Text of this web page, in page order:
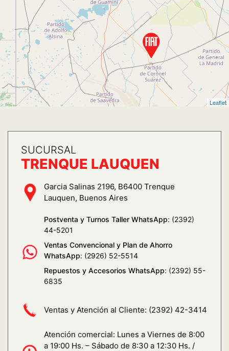
Leaflet
SUCURSAL
TRENQUE LAUQUEN
Garcia Salinas 2196, B6400 Trenque
Lauquen, Buenos Aires
Postventa y Turnos Taller WhatsApp: (2392)
44-5201
Ventas Convencional y Plan de Ahorro
WhatsApp: (2926) 52-5514
Repuestos y Accesorios WhatsApp: (2392) 55-
6835
Ventas y Atención al Cliente: (2392) 42-3414
Atención comercial: Lunes a Viernes de 8:00
a 19:00 Hs. – Sábado de 8:30 a 12:30 Hs. /